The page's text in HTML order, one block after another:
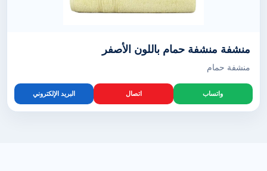
منشفة منشفة حمام باللون الأصفر
منشفة حمام
واتساب اتصال البريد الإلكتروني